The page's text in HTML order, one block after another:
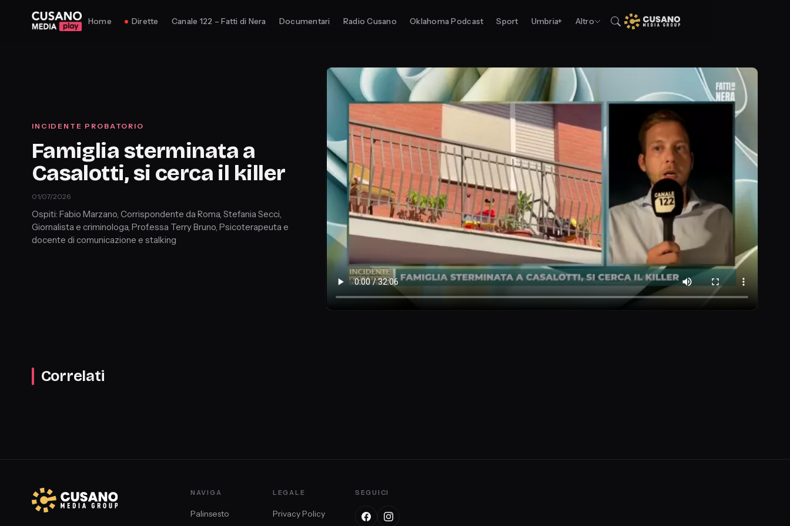
Home Dirette Canale 122 – Fatti di Nera Documentari Radio Cusano Oklahoma Podcast Sport Umbria+ Altro
INCIDENTE PROBATORIO
Famiglia sterminata a
Casalotti, si cerca il killer
01/07/2026
Ospiti: Fabio Marzano, Corrispondente da Roma, Stefania Secci,
Giornalista e criminologa, Prof.essa Terry Bruno, Psicoterapeuta e
docente di comunicazione e stalking
Correlati
NAVIGA
Palinsesto
LEGALE
Privacy Policy
SEGUICI